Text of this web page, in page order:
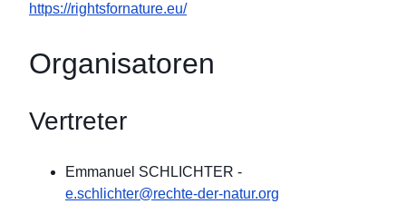
https://rightsfornature.eu/
Organisatoren
Vertreter
Emmanuel SCHLICHTER -
e.schlichter@rechte-der-natur.org